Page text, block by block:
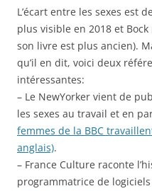
L’écart entre les sexes est
plus visible en 2018 et
son livre est plus ancien).
qu’il en dit, voici deux
intéressantes:
– Le NewYorker vient de
les sexes au travail et en
femmes de la BBC
anglais).
– France Culture raconte
programmatrice de